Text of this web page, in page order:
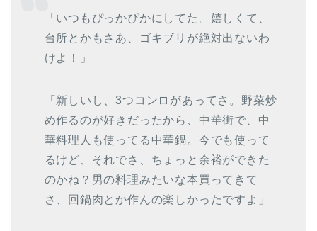
「いつもぴっかぴかにしてた。嬉しくて、
台所とかもさあ、ゴキブリが絶対出ないわ
けよ！」
「新しいし、3つコンロがあってさ。野菜炒
め作るのが好きだったから、中華街で、中
華料理人も使ってる中華鍋。今でも使って
るけど、それでさ、ちょっと余裕ができた
のかね？男の料理みたいな本買ってきて
さ、回鍋肉とか作んの楽しかったですよ」